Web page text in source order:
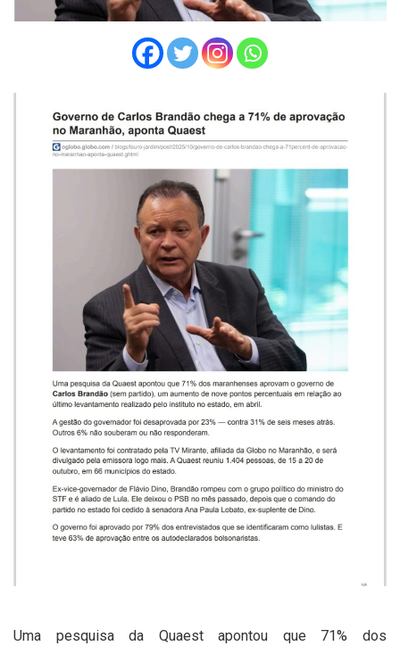
Uma pesquisa da Quaest apontou que 71% dos